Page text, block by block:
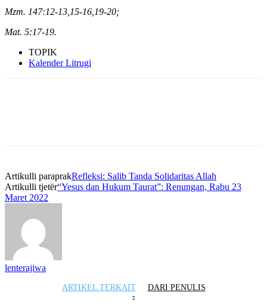
Mzm. 147:12-13,15-16,19-20;
Mat. 5:17-19.
TOPIK
Kalender Litrugi
Artikulli paraprakRefleksi: Salib Tanda Solidaritas Allah
Artikulli tjetër“Yesus dan Hukum Taurat”: Renungan, Rabu 23
Maret 2022
lenterajiwa
ARTIKEL TERKAIT DARI PENULIS